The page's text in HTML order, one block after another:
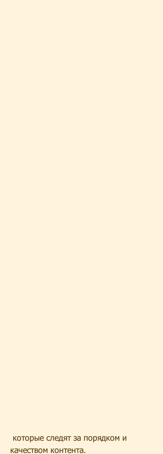
качеством контента.